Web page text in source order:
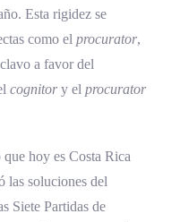
Esta rigidez se
como el procurator,
a favor del
cognitory el procurator
hoy es Costa Rica
las soluciones del
Siete Partidas de